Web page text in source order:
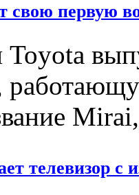
свою первую
телевизор